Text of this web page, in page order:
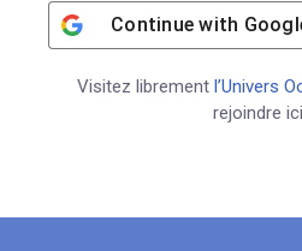
Continue with
Visitez librement l’Univers
rejoindre ici